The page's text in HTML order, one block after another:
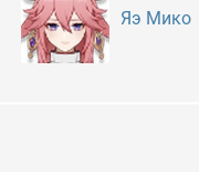
Яэ Мико